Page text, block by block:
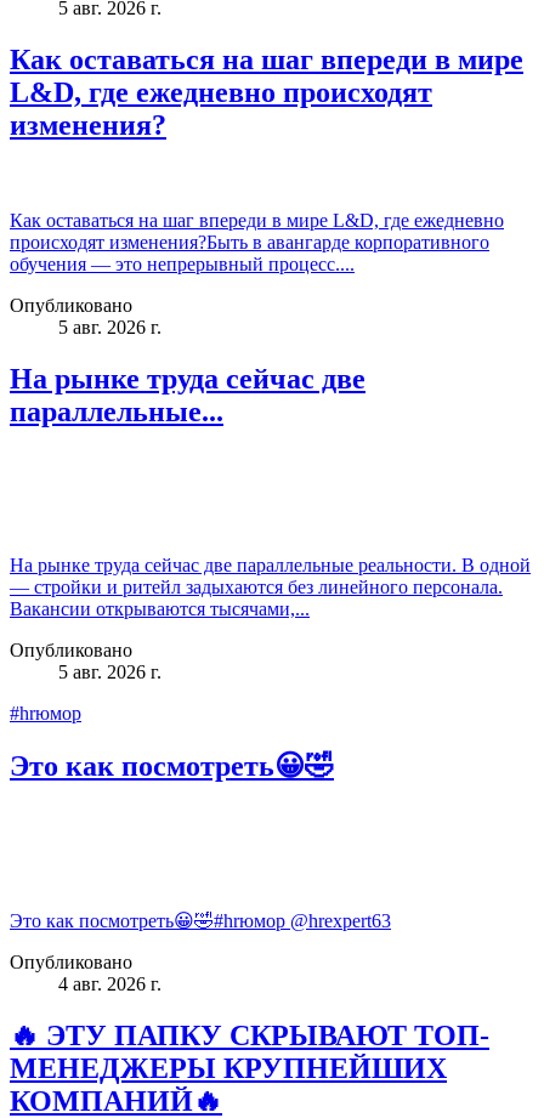
5 авг. 2026 г.
Как оставаться на шаг впереди в мире
L&D, где ежедневно происходят
изменения?
Как оставаться на шаг впереди в мире L&D, где ежедневно
происходят изменения?Быть в авангарде корпоративного
обучения — это непрерывный процесс....
Опубликовано
5 авг. 2026 г.
На рынке труда сейчас две
параллельные...
На рынке труда сейчас две параллельные реальности. В одной
— стройки и ритейл задыхаются без линейного персонала.
Вакансии открываются тысячами,...
Опубликовано
5 авг. 2026 г.
#hrюмор
Это как посмотреть😀🤣
Это как посмотреть😀🤣#hrюмор @hrexpert63
Опубликовано
4 авг. 2026 г.
🔥 ЭТУ ПАПКУ СКРЫВАЮТ ТОП-
МЕНЕДЖЕРЫ КРУПНЕЙШИХ
КОМПАНИЙ🔥